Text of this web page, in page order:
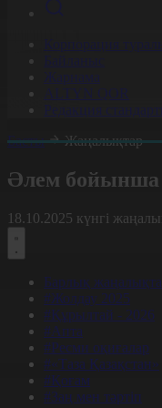
Корпорация туралы
Байланыс
Жарнама
ALTYN QOR
Редакция
Басты
Жаңалықтар
Әлем бойынша
18.10.2025 күнгі
Барлық
#Жолдау 2025
#Құрылтай - 2026
#Апта
#Ресми оқиғалар
#«Таза Қазақстан»
#Қоғам
#Заң мен тәртіп